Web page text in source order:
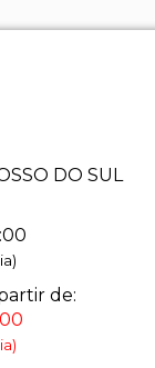
DO SUL
de: